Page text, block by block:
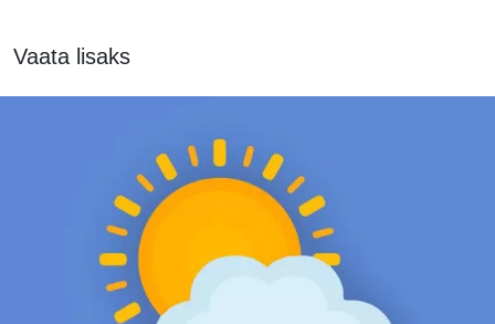
Vaata lisaks